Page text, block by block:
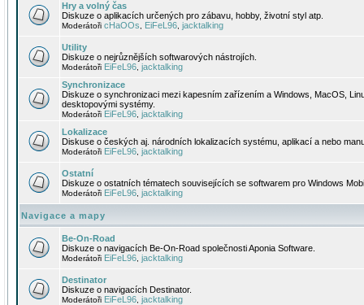
Hry a volný čas
Diskuze o aplikacích určených pro zábavu, hobby, životní styl atp.
Moderátoři cHaOOs EiFeL96 jacktalking
Utility
Diskuze o nejrůznějších softwarových nástrojích.
Moderátoři EiFeL96 jacktalking
Synchronizace
Diskuze o synchronizaci mezi kapesním zařízením a Windows, MacOS,
desktopovými systémy.
Moderátoři EiFeL96 jacktalking
Lokalizace
Diskuse o českých aj. národních lokalizacích systému, aplikací a nebo
Moderátoři EiFeL96 jacktalking
Ostatní
Diskuze o ostatních tématech souvisejících se softwarem pro Windows
Moderátoři EiFeL96 jacktalking
Navigace a mapy
Be-On-Road
Diskuze o navigacích Be-On-Road společnosti Aponia Software.
Moderátoři EiFeL96 jacktalking
Destinator
Diskuze o navigacích Destinator.
Moderátoři EiFeL96 jacktalking